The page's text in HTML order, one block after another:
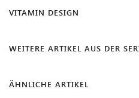
VITAMIN DESIGN
WEITERE ARTIKEL AUS DER
ÄHNLICHE ARTIKEL